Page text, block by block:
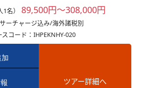
名） 89,500円～308,000円
ーチャージ込み/海外諸税別
スコード：IHPEKNHY-020
加
ツアー詳細へ